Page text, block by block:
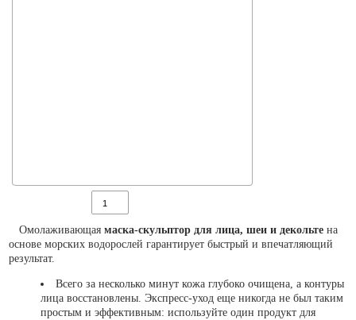
Омолаживающаямаска-скульптор для лица, шеи и декольте на
основе морских водорослей гарантирует быстрый и впечатляющий
результат.
Всего за несколько минут кожа глубоко очищена, а контуры
лица восстановлены. Экспресс-уход еще никогда не был таким
простым и эффективным: используйте один продукт для